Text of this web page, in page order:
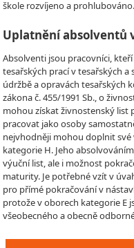
škole rozvíjeno a prohlubováno.
Uplatnění absolventů
Absolventi jsou pracovníci,
tesařských prací v tesařských
údržbě a opravách tesařských
zákona č. 455/1991 Sb., o
mohou získat živnostenský list
pracovat jako osoby
nejvhodněji mohou doplnit
kategorie H. Jeho
výuční list, ale i možnost
maturity. Je potřebné vzít v
pro přímé pokračování v
protože v oborech kategorie E
všeobecného a obecně